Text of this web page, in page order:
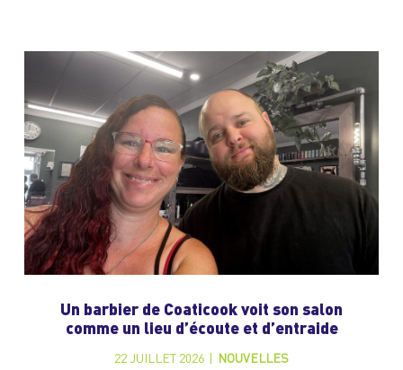
Un barbier de Coaticook voit son salon
comme un lieu d’écoute et d’entraide
22 JUILLET 2026 NOUVELLES